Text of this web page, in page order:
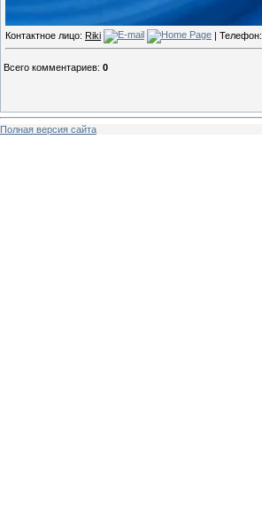
Контактное лицо: Riki | Телефон:
Всего комментариев: 0
Полная версия сайта